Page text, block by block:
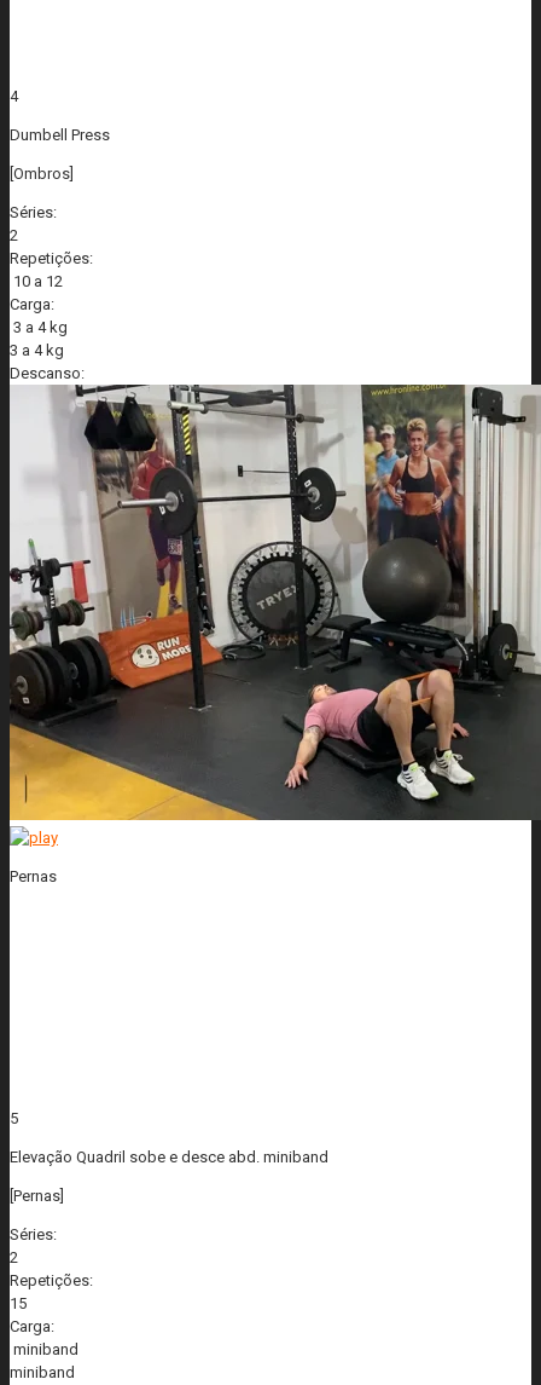
4
Dumbell Press
[Ombros]
Séries:
2
Repetições:
10 a 12
Carga:
3 a 4 kg
3 a 4 kg
Descanso:
Pernas
5
Elevação Quadril sobe e desce abd. miniband
[Pernas]
Séries:
2
Repetições:
15
Carga:
miniband
miniband